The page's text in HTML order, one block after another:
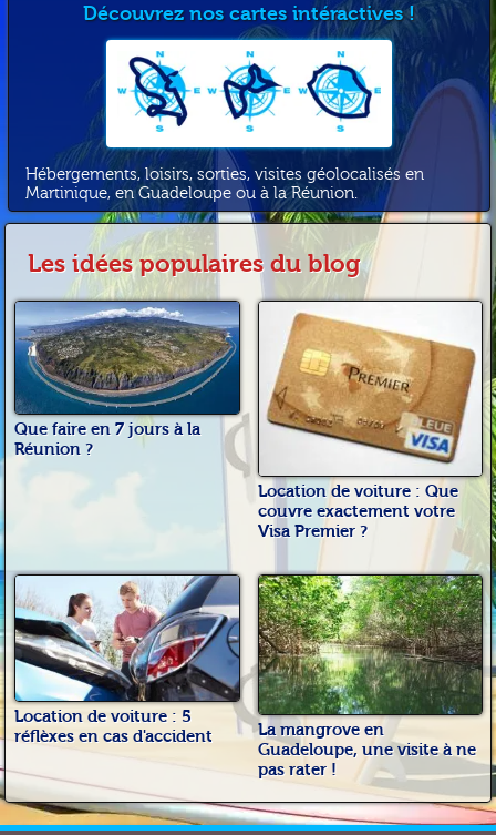
Découvrez nos cartes intéractives !
Hébergements, loisirs, sorties, visites géolocalisés en
Martinique, en Guadeloupe ou à la Réunion.
Les idées populaires du blog
Que faire en 7 jours à la
Réunion ?
Location de voiture : Que
couvre exactement votre
Visa Premier ?
Location de voiture : 5
réflèxes en cas d'accident
La mangrove en
Guadeloupe, une visite à ne
pas rater !